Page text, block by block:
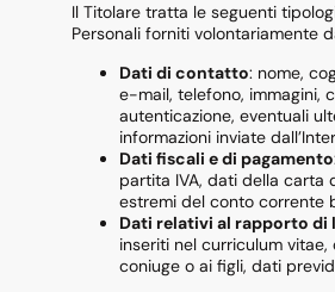
Il Titolare tratta le seguenti
Personali forniti volontariamente
Dati di contatto: nome,
e-mail, telefono, immagini,
autenticazione, eventuali
informazioni inviate
Dati fiscali e di pagamento
partita IVA, dati della carta
estremi del conto corrente
Dati relativi al rapporto di
inseriti nel curriculum
coniuge o ai figli, dati